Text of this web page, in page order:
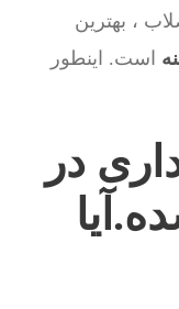
، بهترین
است. اینطور
در